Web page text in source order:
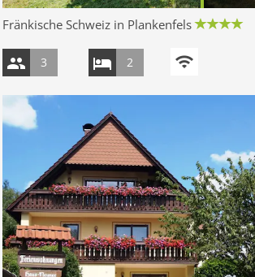
Fränkische Schweiz in Plankenfels
3 2